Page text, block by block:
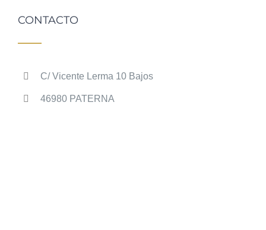
CONTACTO
C/ Vicente Lerma 10 Bajos
46980 PATERNA